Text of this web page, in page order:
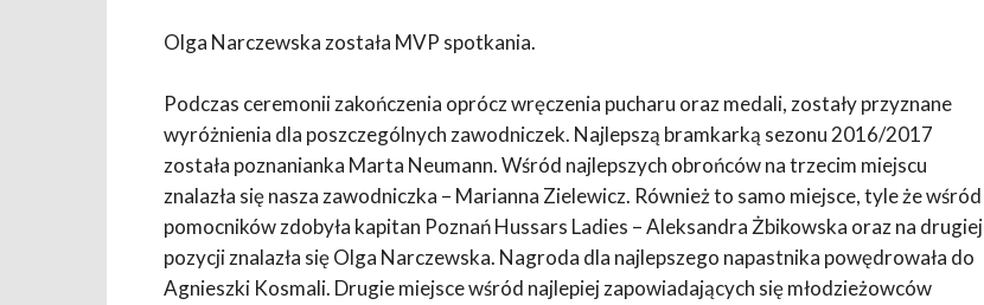
Olga Narczewska została MVP spotkania.
Podczas ceremonii zakończenia oprócz wręczenia pucharu oraz medali, zostały przyznane
wyróżnienia dla poszczególnych zawodniczek. Najlepszą bramkarką sezonu 2016/2017
została poznanianka Marta Neumann. Wśród najlepszych obrońców na trzecim miejscu
znalazła się nasza zawodniczka – Marianna Zielewicz. Również to samo miejsce, tyle że wśród
pomocników zdobyła kapitan Poznań Hussars Ladies – Aleksandra Żbikowska oraz na drugiej
pozycji znalazła się Olga Narczewska. Nagroda dla najlepszego napastnika powędrowała do
Agnieszki Kosmali. Drugie miejsce wśród najlepiej zapowiadających się młodzieżowców